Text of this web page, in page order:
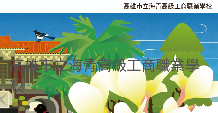
高雄市立海青高級工商職業學校
高雄市立海青高級工商職業學
校